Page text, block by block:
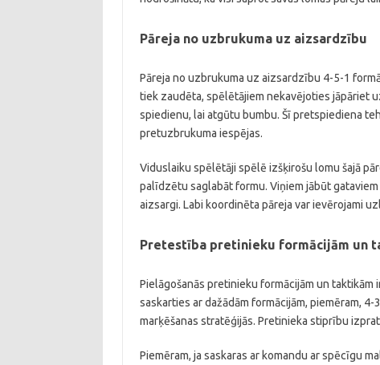
Pāreja no uzbrukuma uz aizsardzību
Pāreja no uzbrukuma uz aizsardzību 4-5-1
tiek zaudēta, spēlētājiem nekavējoties jāpāriet
spiedienu, lai atgūtu bumbu. Šī pretspiediena
pretuzbrukuma iespējas.
Viduslaiku spēlētāji spēlē izšķirošu lomu šajā
palīdzētu saglabāt formu. Viņiem jābūt
aizsargi. Labi koordinēta pāreja var ievērojami
Pretestība pretinieku formācijām un
Pielāgošanās pretinieku formācijām un
saskarties ar dažādām formācijām, piemēram,
marķēšanas stratēģijās. Pretinieka stiprību
Piemēram, ja saskaras ar komandu ar spēcīgu